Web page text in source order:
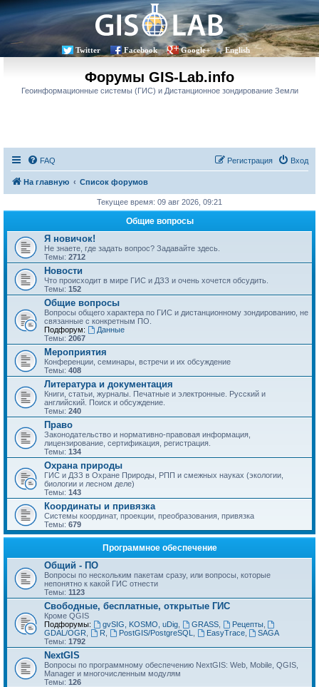
Twitter Facebook Google+ English
Форумы GIS-Lab.info
Геоинформационные системы (ГИС) и Дистанционное зондирование Земли
FAQ Вход
Регистрация
На главную Список форумов
Текущее время: 09 авг 2026, 09:21
Общие вопросы
Я новичок!
Не знаете, где задать вопрос? Задавайте здесь.
Темы: 2712
Новости
Что происходит в мире ГИС и ДЗЗ и очень хочется обсудить.
Темы: 152
Общие вопросы
Вопросы общего характера по ГИС и дистанционному зондированию, не
связанные с конкретным ПО.
Подфорум:
Данные
Темы: 2067
Мероприятия
Конференции, семинары, встречи и их обсуждение
Темы: 408
Литература и документация
Книги, статьи, журналы. Печатные и электронные. Русский и
английский. Поиск и обсуждение.
Темы: 240
Право
Законодательство и нормативно-правовая информация,
лицензирование, сертификация, регистрация.
Темы: 134
Охрана природы
ГИС и ДЗЗ в Охране Природы, РПП и смежных науках (экологии,
биологии и лесном деле)
Темы: 143
Координаты и привязка
Системы координат, проекции, преобразования, привязка
Темы: 679
Программное обеспечение
Общий - ПО
Вопросы по нескольким пакетам сразу, или вопросы, которые
непонятно к какой ГИС отнести
Темы: 1123
Свободные, бесплатные, открытые ГИС
Кроме QGIS
Подфорумы:
gvSIG, KOSMO, uDig, GRASS, Рецепты,
GDAL/OGR
R PostGIS/PostgreSQL EasyTrace,
SAGA
Темы: 1792
NextGIS
Вопросы по программному обеспечению NextGIS: Web, Mobile, QGIS,
Manager и многочисленным модулям
Темы: 126